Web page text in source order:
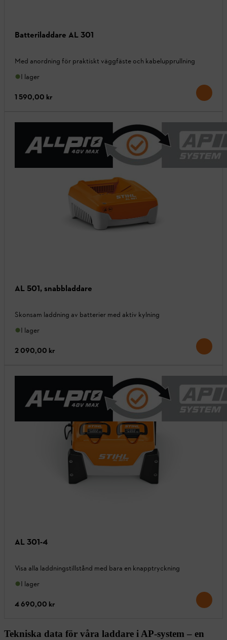
Batteriladdare AL 301
Med anordning för praktiskt väggfäste och kabelupprullning
I lager
1 590,00 kr
AL 501, snabbladdare
Skonsam laddning av batterier med aktiv kylning
I lager
2 090,00 kr
AL 301-4
Visa alla laddningstillstånd med bara en knapptryckning
I lager
4 690,00 kr
Tekniska data för våra laddare i AP-system – en